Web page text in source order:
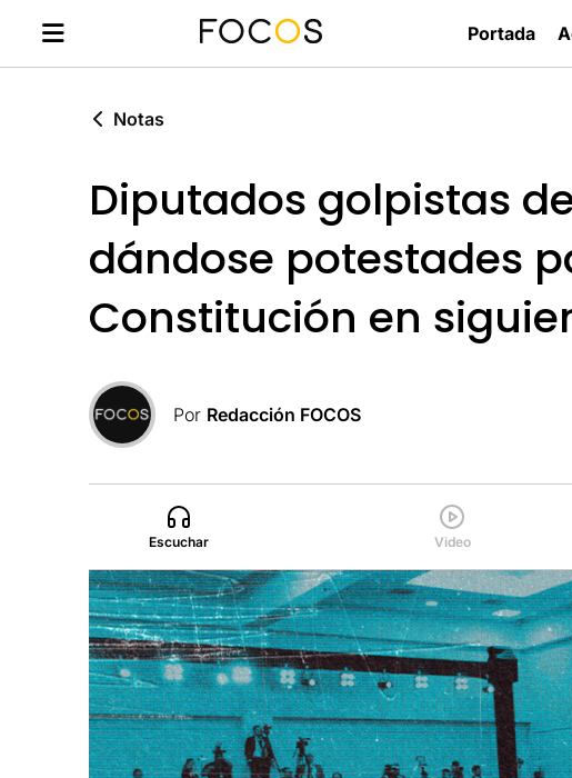
Portada
Notas
Diputados golpistas
dándose potestades
Constitución en
Por Redacción FOCOS
Escuchar Video